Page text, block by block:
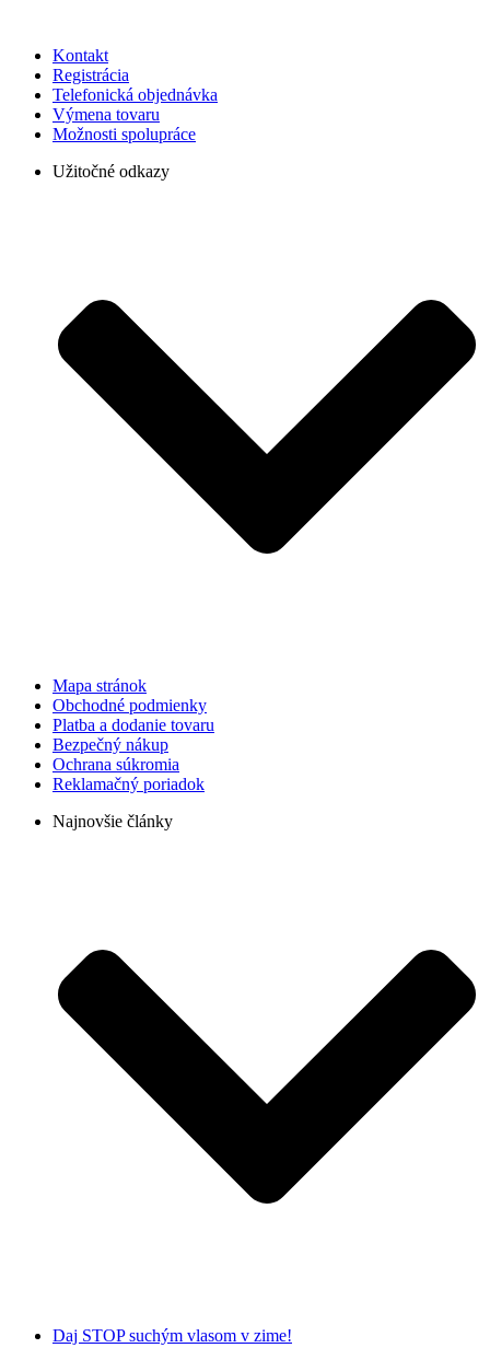
Kontakt
Registrácia
Telefonická objednávka
Výmena tovaru
Možnosti spolupráce
Užitočné odkazy
Mapa stránok
Obchodné podmienky
Platba a dodanie tovaru
Bezpečný nákup
Ochrana súkromia
Reklamačný poriadok
Najnovšie články
Daj STOP suchým vlasom v zime!